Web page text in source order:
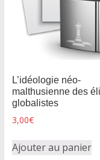
L’idéologie néo-
malthusienne des
globalistes
3,00€
Ajouter au panier